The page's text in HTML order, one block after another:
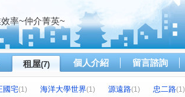
率~仲介菁英~
租屋(7) 個人介紹 留言諮詢
國宅(1) 海洋大學世界(1) 源遠路(1) 忠二路(1)